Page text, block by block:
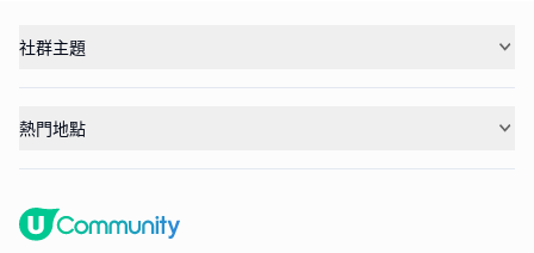
社群主題
熱門地點